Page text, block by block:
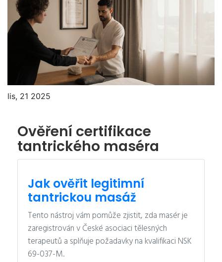
lis, 21 2025
Ověření certifikace
tantrického maséra
Jak ověřit legitimní
tantrickou masáž
Tento nástroj vám pomůže zjistit, zda masér je
zaregistrován v České asociaci tělesných
terapeutů a splňuje požadavky na kvalifikaci NSK
69-037-M.